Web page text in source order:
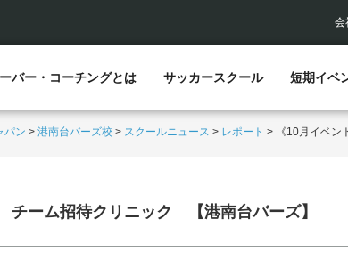
会
バー・コーチングとは サッカースクール 短期イベ
パン > 港南台バーズ校 > スクールニュース > レポート > 《10月イベ
チーム招待クリニック 【港南台バーズ】